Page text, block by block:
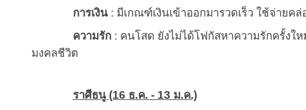
การเงิน: มีเกณฑ์เงินเข้าออกมารวดเร็ว ใช้จ่ายคล่
ความรัก: คนโสด ยังไม่ได้โฟกัสหาความรักครั้งใ
มงคลชีวิต
ราศีธนู (16 ธ.ค. - 13 ม.ค.)